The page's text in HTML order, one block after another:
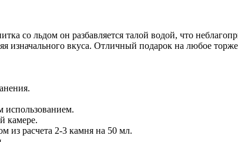
со льдом он разбавляется талой водой, что
изначального вкуса. Отличный подарок на любое
камере.
из расчета 2-3 камня на 50 мл.